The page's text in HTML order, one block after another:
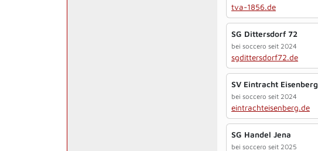
tva-1856.de
SG Dittersdorf 72
bei soccero seit 2024
sgdittersdorf72.de
SV Eintracht Eisenberg
bei soccero seit 2024
eintrachteisenberg.de
SG Handel Jena
bei soccero seit 2025